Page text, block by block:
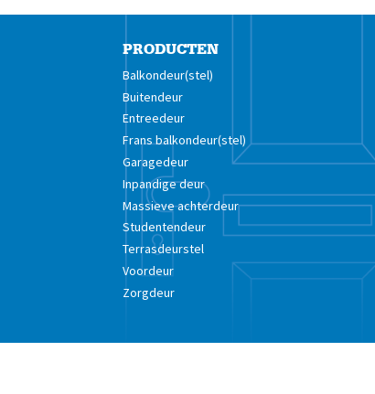
PRODUCTEN
Balkondeur(stel)
Buitendeur
Entreedeur
Frans balkondeur(stel)
Garagedeur
Inpandige deur
Massieve achterdeur
Studentendeur
Terrasdeurstel
Voordeur
Zorgdeur